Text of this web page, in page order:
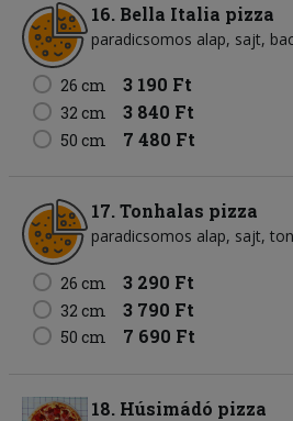
16. Bella Italia pizza
paradicsomos alap sajt
26 cm 3 190 Ft
32 cm 3 840 Ft
50 cm 7 480 Ft
17. Tonhalas pizza
paradicsomos alap sajt
26 cm 3 290 Ft
32 cm 3 790 Ft
50 cm 7 690 Ft
18. Húsimádó pizza